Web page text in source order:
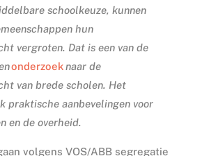
schoolkeuze, kunnen
hun
vergroten. Dat is een van de
onderzoeknaar de
van brede scholen. Het
praktische aanbevelingen voor
en de overheid.
volgens VOS/ABB segregatie